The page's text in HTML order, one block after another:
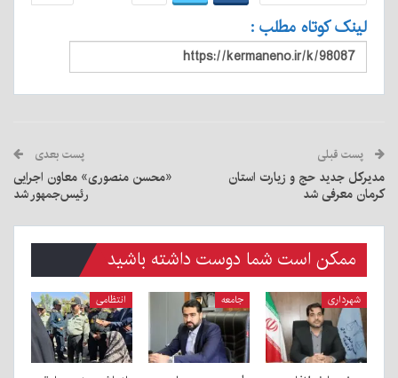
لینک کوتاه مطلب :
پست قبلی
مدیرکل جدید حج و زیارت استان
کرمان معرفی شد
پست بعدی
«محسن منصوری» معاون اجرایی
رئیس‌جمهور شد
ممکن است شما دوست داشته باشید
شهرداری جامعه انتظامی